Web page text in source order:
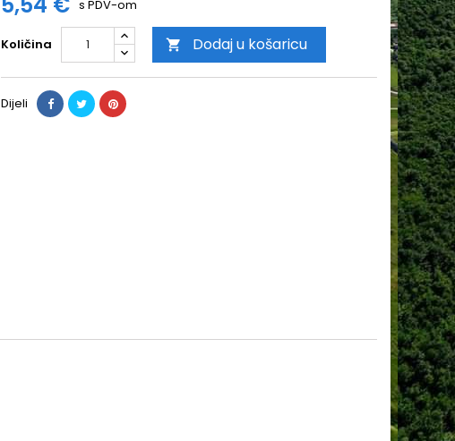
s PDV-om
Količina  Dodaj u košaricu
Dijeli